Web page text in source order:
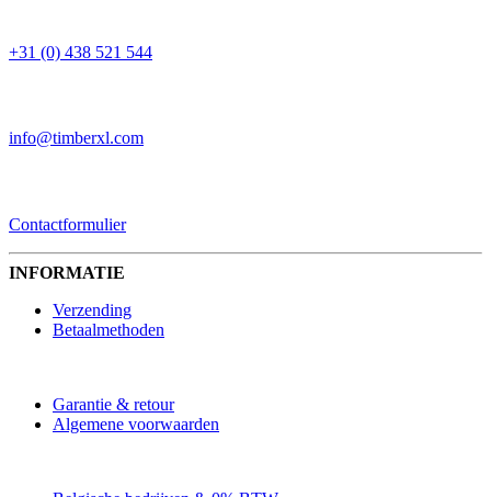
+31 (0) 438 521 544
info@timberxl.com
Contactformulier
INFORMATIE
Verzending
Betaalmethoden
Garantie & retour
Algemene voorwaarden